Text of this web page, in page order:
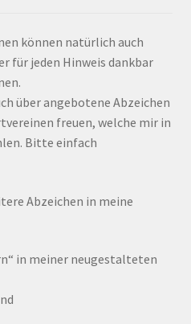
können natürlich auch
für jeden Hinweis dankbar
über angebotene Abzeichen
freuen, welche mir in
Bitte einfach
Abzeichen in meine
in meiner neugestalteten